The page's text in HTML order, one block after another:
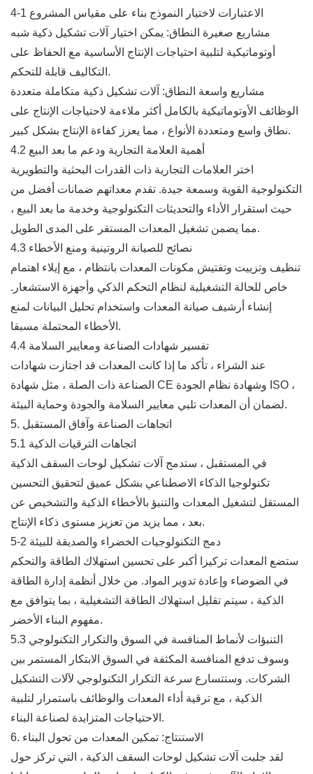
4-1 الاعتبارات لاختيار النموذج بناء على مقياس المشروع
مشاريع صغيرة النطاق: يمكن اختيار آلات تشكيل ذكية شبه
أوتوماتيكية لتلبية احتياجات الإنتاج الأساسية مع الحفاظ على
التكاليف قابلة للتحكم.
مشاريع واسعة النطاق: آلات تشكيل ذكية متكاملة متعددة
الوظائف الأوتوماتيكية بالكامل أكثر ملاءمة لاحتياجات الإنتاج على
نطاق واسع ومتعددة الأنواع ، مما يعزز كفاءة الإنتاج بشكل كبير.
4.2 أهمية العلامة التجارية ودعم ما بعد البيع
اختر العلامات التجارية ذات القدرات البحثية والتطويرية
التكنولوجية القوية وسمعة جيدة. تقدم معداتهم ضمانات أفضل من
حيث استقرار الأداء والتحديثات التكنولوجية وخدمة ما بعد البيع ،
مما يضمن تشغيل المعدات المستقر على المدى الطويل.
4.3 نصائح للصيانة الروتينية ومنع الأخطاء
تنظيف وتزييت وتفتيش مكونات المعدات بانتظام ، مع إيلاء اهتمام
خاص للحالة التشغيلية لنظام التحكم الذكي وأجهزة الاستشعار.
إنشاء أرشيف صيانة المعدات واستخدام تحليل البيانات لمنع
الأخطاء المحتملة مسبقا.
4.4 تفسير شهادات الصناعة ومعايير السلامة
عند الشراء ، تأكد ما إذا كانت المعدات قد اجتازت شهادات
الصناعة ذات الصلة ، مثل شهادة CE وشهادة نظام الجودة ISO ،
لضمان أن المعدات تلبي معايير السلامة والجودة وحماية البيئة.
5. اتجاهات الصناعة وآفاق المستقبل
5.1 اتجاهات الترقيات الذكية
في المستقبل ، ستدمج آلات تشكيل لوحات السقف الذكية
تكنولوجيا الذكاء الاصطناعي بشكل عميق لتحقيق التحسين
المستقل لتشغيل المعدات والتنبؤ بالأخطاء الذكية والتشخيص عن
بعد ، مما يزيد من تعزيز مستوى ذكاء الإنتاج.
5-2 دمج التكنولوجيات الخضراء والصديقة للبيئة
ستضع المعدات تركيزا أكبر على تحسين استهلاك الطاقة والتحكم
في الضوضاء وإعادة تدوير المواد. من خلال أنظمة إدارة الطاقة
الذكية ، سيتم تقليل استهلاك الطاقة التشغيلية ، بما يتوافق مع
مفهوم البناء الأخضر.
5.3 التنبؤات لأنماط المنافسة في السوق والتكرار التكنولوجي
وسوف تدفع المنافسة المكثفة في السوق الابتكار المستمر بين
الشركات. وستتسارع سرعة التكرار التكنولوجي لآلات التشكيل
الذكية ، مع ترقية أداء المعدات والوظائف باستمرار لتلبية
الاحتياجات المتزايدة لصناعة البناء.
6. الاستنتاج: تمكين المعدات من تحول البناء
لقد جلبت آلات تشكيل لوحات السقف الذكية ، التي تركز حول